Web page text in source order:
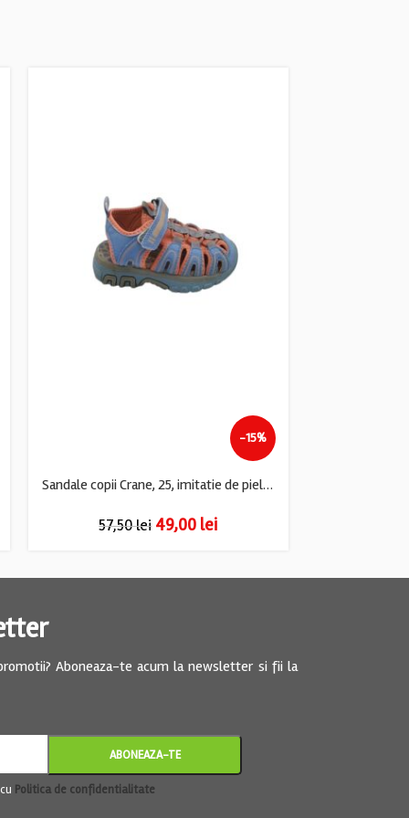
-15%
Sandale copii Crane, 25, imitatie de piele, albastru roz
57,50lei 49,00 lei
Aboneaza-te acum la newsletter si fii la
Politica de confidentialitate